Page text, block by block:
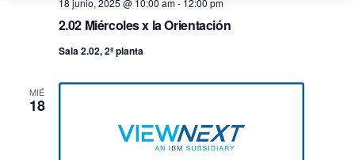
2.02 Miércoles x la Orientación
18 junio, 2025 @ 10:00 am - 12:00 pm
Sala 2.02, 2ª planta
MIÉ
18